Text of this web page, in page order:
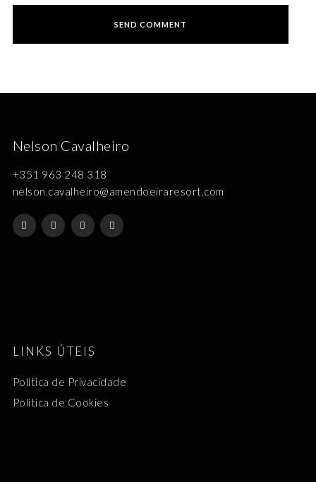
Nelson Cavalheiro
+351 963 248 318
nelson.cavalheiro@amendoeiraresort.com
LINKS ÚTEIS
Política de Privacidade
Política de Cookies